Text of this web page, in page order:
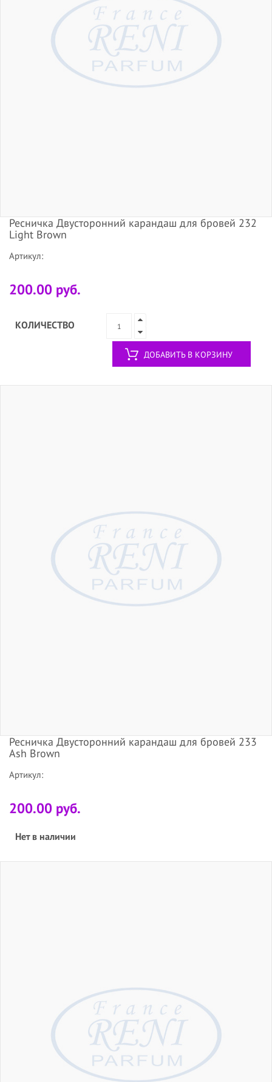
Ресничка Двусторонний карандаш для бровей 232
Light Brown
Артикул:
200.00 руб.
КОЛИЧЕСТВО
ДОБАВИТЬ В КОРЗИНУ
Ресничка Двусторонний карандаш для бровей 233
Ash Brown
Артикул:
200.00 руб.
Нет в наличии